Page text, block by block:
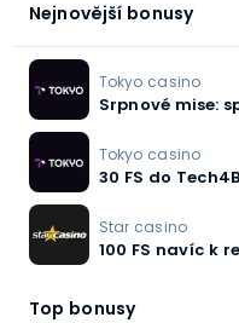
Nejnovější bonusy
Tokyo casino
Srpnové mise:
Tokyo casino
30 FS do
Star casino
100 FS navíc k
Top bonusy